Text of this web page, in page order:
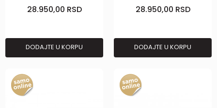
28.950,00 RSD
DODAJTE U KORPU
28.950,00 RSD
DODAJTE U KORPU